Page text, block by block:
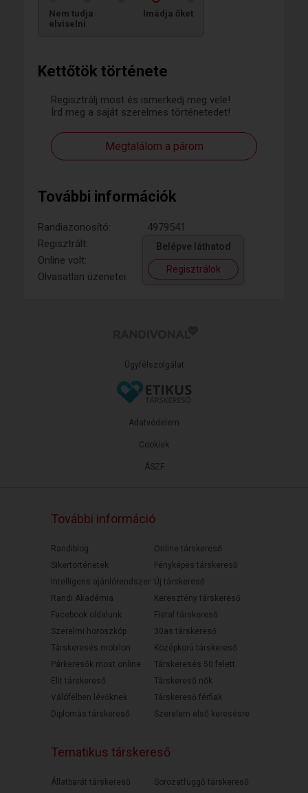
Kettőtök története
Regisztrálj most és ismerkedj meg vele!
Írd meg a saját szerelmes történetedet!
Megtalálom a párom
További információk
Randiazonosító:
4979541
Regisztrált:
Online volt:
Olvasatlan üzenetei:
Belépve láthatod
Regisztrálok
Nem tudja
elviselni
Imádja őket
Ügyfélszolgálat
ÁSZF
Adatvédelem
Cookiek
További információ
Randiblog
Sikertörténetek
Intelligens ajánlórendszer
Randi Akadémia
Facebook oldalunk
Szerelmi horoszkóp
Társkeresés mobilon
Párkeresők most online
Elit társkereső
Válófélben lévőknek
Diplomás társkereső
Online társkereső
Fényképes társkereső
Új társkereső
Keresztény társkereső
Fiatal társkereső
30as társkereső
Középkorú társkereső
Társkeresés 50 felett
Társkereső nők
Társkereső férfiak
Szerelem első keresésre
Tematikus társkereső
Állatbarát társkereső
Sorozatfüggő társkereső